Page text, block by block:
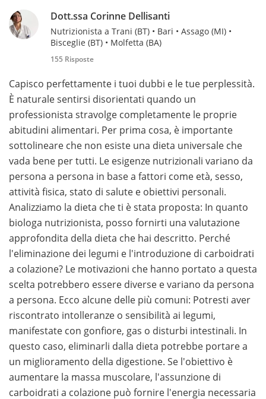
Dott.ssa Corinne Dellisanti
Nutrizionista a Trani (BT) • Bari • Assago (MI) •
Bisceglie (BT) • Molfetta (BA)
155 Risposte
Capisco perfettamente i tuoi dubbi e le tue perplessità.
È naturale sentirsi disorientati quando un
professionista stravolge completamente le proprie
abitudini alimentari. Per prima cosa, è importante
sottolineare che non esiste una dieta universale che
vada bene per tutti. Le esigenze nutrizionali variano da
persona a persona in base a fattori come età, sesso,
attività fisica, stato di salute e obiettivi personali.
Analizziamo la dieta che ti è stata proposta: In quanto
biologa nutrizionista, posso fornirti una valutazione
approfondita della dieta che hai descritto. Perché
l'eliminazione dei legumi e l'introduzione di carboidrati
a colazione? Le motivazioni che hanno portato a questa
scelta potrebbero essere diverse e variano da persona
a persona. Ecco alcune delle più comuni: Potresti aver
riscontrato intolleranze o sensibilità ai legumi,
manifestate con gonfiore, gas o disturbi intestinali. In
questo caso, eliminarli dalla dieta potrebbe portare a
un miglioramento della digestione. Se l'obiettivo è
aumentare la massa muscolare, l'assunzione di
carboidrati a colazione può fornire l'energia necessaria